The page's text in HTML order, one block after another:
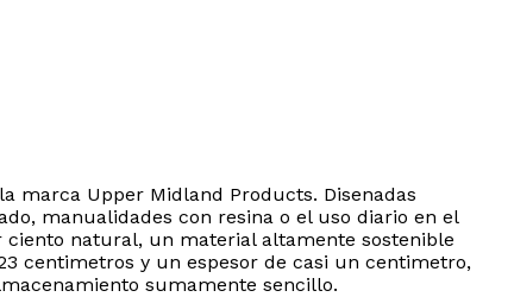
marca Upper Midland Products. Disenadas
manualidades con resina o el uso diario en el
ciento natural, un material altamente sostenible
centimetros y un espesor de casi un centimetro,
sumamente sencillo.